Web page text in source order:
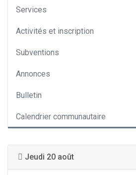
Services
Activités et inscription
Subventions
Annonces
Bulletin
Calendrier communautaire
Jeudi 20 août